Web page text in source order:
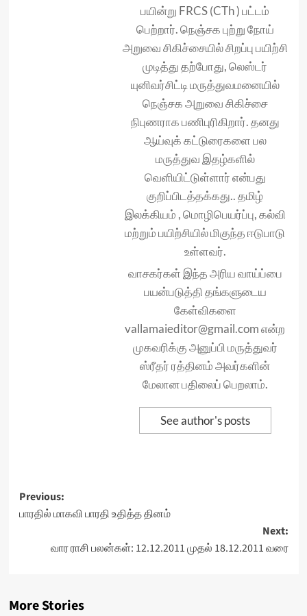
பயின்று FRCS (CTh ) பட்டம்
பெற்றார். நெஞ்சக புற்று நோய்
அறுவை சிகிச்சையில் சிறப்பு பயிற்சி
முடித்து தற்போது, லெஸ்டர்
யுனிவர்சிட்டி மருத்துவமனையில்
நெஞ்சக அறுவை சிகிச்சை
நிபுணராக பணிபுரிகிறார். தனது
ஆய்வுக் கட்டுரைகளை பல
மருத்துவ இதழ்களில்
வெளியிட்டுள்ளார் என்பது
குறிப்பிடத்தக்கது.. தமிழ்
இலக்கியம் , மொழிபெயர்ப்பு, கல்வி
மற்றும் பயிற்சியில் மிகுந்த ஈடுபாடு
உள்ளவர்.
வாசகர்கள் இந்த அரிய வாய்ப்பை
பயன்படுத்தி தங்களுடைய
கேள்விகளை
vallamaieditor@gmail.com என்ற
முகவரிக்கு அனுப்பி மருத்துவர்
ஸ்ரீதர் ரத்தினம் அவர்களின்
மேலான பதிலைப் பெறலாம்.
See author's posts
Post
navigation
Previous:
பாரதில் மாகவி பாரதி உதித்த தினம்
Next:
வார ராசி பலன்கள்: 12.12.2011 முதல் 18.12.2011 வரை
More Stories